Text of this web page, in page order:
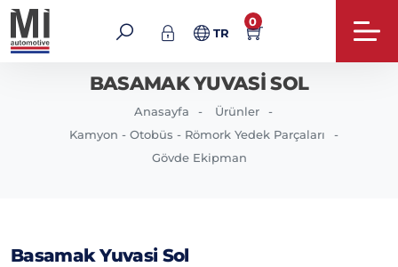
TR
0
BASAMAK YUVASI SOL
Anasayfa
Ürünler
Kamyon - Otobüs - Römork Yedek Parçaları
Gövde Ekipman
Basamak Yuvasi Sol